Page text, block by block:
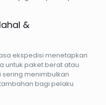
&
ekspedisi menetapkan
untuk paket berat atau
sering menimbulkan
bagi pelaku